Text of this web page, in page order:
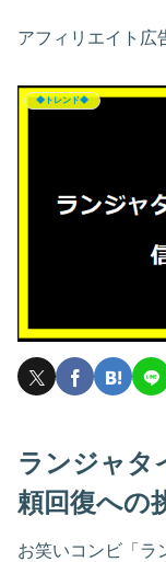
アフィリエイト広
◆トレンド◆
ランジャタ
頼回復への
お笑いコンビ「ラ